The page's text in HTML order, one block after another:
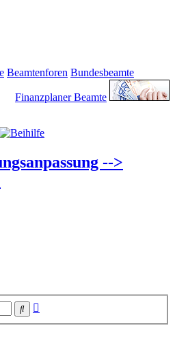
Beamtenforen Bundesbeamte
Finanzplaner Beamte
-->
Suche